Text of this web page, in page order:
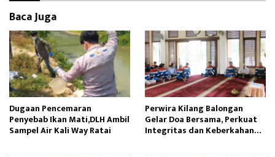
Baca Juga
Dugaan Pencemaran
Penyebab Ikan Mati,DLH Ambil
Sampel Air Kali Way Ratai
Perwira Kilang Balongan
Gelar Doa Bersama, Perkuat
Integritas dan Keberkahan